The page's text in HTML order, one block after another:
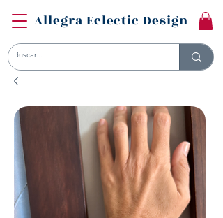
Allegra Eclectic Design